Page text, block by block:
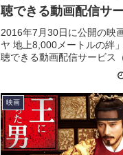
聴できる動画配信サ
紹介！
2016年7月30日に公開の映
ヤ 地上8,000メートルの絆
聴できる動画配信サービス
徹底紹介。あらすじやキャ
優、スタッフ、主題歌の情
ん、実際に見た人の感想や
まとめています。
映画